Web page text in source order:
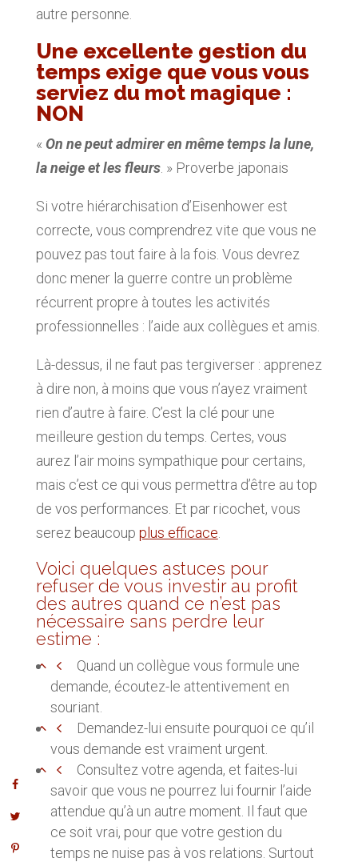
autre personne.
Une excellente gestion du
temps exige que vous vous
serviez du mot magique :
NON
« On ne peut admirer en même temps la lune,
la neige et les fleurs. » Proverbe japonais
Si votre hiérarchisation d’Eisenhower est
correcte, vous comprendrez vite que vous ne
pouvez pas tout faire à la fois. Vous devrez
donc mener la guerre contre un problème
récurrent propre à toutes les activités
professionnelles : l’aide aux collègues et amis.
Là-dessus, il ne faut pas tergiverser : apprenez
à dire non, à moins que vous n’ayez vraiment
rien d’autre à faire. C’est la clé pour une
meilleure gestion du temps. Certes, vous
aurez l’air moins sympathique pour certains,
mais c’est ce qui vous permettra d’être au top
de vos performances. Et par ricochet, vous
serez beaucoup plus efficace.
Voici quelques astuces pour
refuser de vous investir au profit
des autres quand ce n’est pas
nécessaire sans perdre leur
estime :
Quand un collègue vous formule une
demande, écoutez-le attentivement en
souriant.
Demandez-lui ensuite pourquoi ce qu’il
vous demande est vraiment urgent.
Consultez votre agenda, et faites-lui
savoir que vous ne pourrez lui fournir l’aide
attendue qu’à un autre moment. Il faut que
ce soit vrai, pour que votre gestion du
temps ne nuise pas à vos relations. Surtout